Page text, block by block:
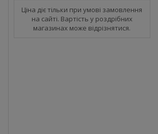
Ціна діє тільки при умові замовлення
на сайті. Вартість у роздрібних
магазинах може відрізнятися.